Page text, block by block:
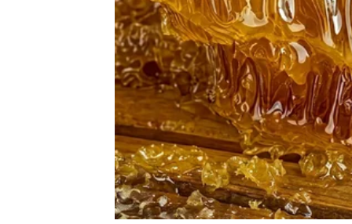
Blizanci
Blizanci će osjetiti da se mnoge stvari
razgovori otvaraju vrata uspjeha.
Na emotivnom planu slijedi prijatno
Rak
Rakovima dolazi period unutrašnjeg mira